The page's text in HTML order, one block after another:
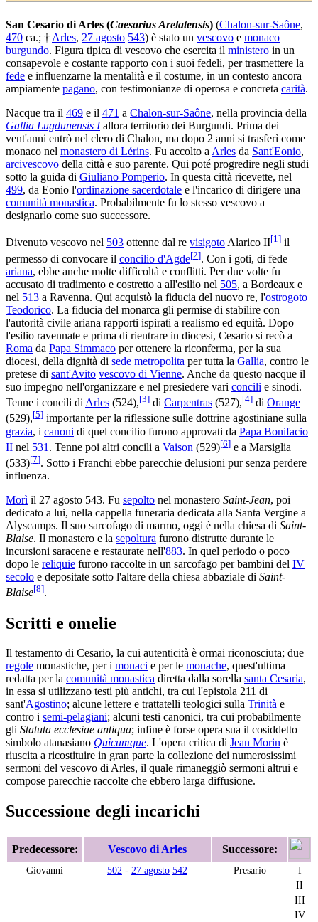
San Cesario di Arles (Caesarius Arelatensis) (Chalon-sur-Saône,
470 ca.; † Arles, 27 agosto 543) è stato un vescovo e monaco
burgundo. Figura tipica di vescovo che esercita il ministero in un
consapevole e costante rapporto con i suoi fedeli, per trasmettere la
fede e influenzarne la mentalità e il costume, in un contesto ancora
ampiamente pagano, con testimonianze di operosa e concreta carità.
Nacque tra il 469 e il 471 a Chalon-sur-Saône, nella provincia della
Gallia Lugdunensis Iallora territorio dei Burgundi. Prima dei
vent'anni entrò nel clero di Chalon, ma dopo 2 anni si trasferì come
monaco nel monastero di Lérins. Fu accolto a Arles da Sant'Eonio,
arcivescovo della città e suo parente. Qui poté progredire negli studi
sotto la guida di Giuliano Pomperio. In questa città ricevette, nel
499, da Eonio l'ordinazione sacerdotale e l'incarico di dirigere una
comunità monastica. Probabilmente fu lo stesso vescovo a
designarlo come suo successore.
Divenuto vescovo nel 503 ottenne dal re visigotoAlarico II[1] il
permesso di convocare il concilio d'Agde[2]. Con i goti, di fede
ariana, ebbe anche molte difficoltà e conflitti. Per due volte fu
accusato di tradimento e costretto a all'esilio nel 505, a Bordeaux e
nel 513 a Ravenna. Qui acquistò la fiducia del nuovo re, l'ostrogoto
Teodorico. La fiducia del monarca gli permise di stabilire con
l'autorità civile ariana rapporti ispirati a realismo ed equità. Dopo
l'esilio ravennate e prima di rientrare in diocesi, Cesario si recò a
Roma da Papa Simmaco per ottenere la riconferma, per la sua
diocesi, della dignità di sede metropolita per tutta la Gallia, contro le
pretese di sant'Avito vescovo di Vienne. Anche da questo nacque il
suo impegno nell'organizzare e nel presiedere vari concili e sinodi.
Tenne i concili di Arles (524),[3] di Carpentras (527),[4] di Orange
(529),[5] importante per la riflessione sulle dottrine agostiniane sulla
grazia, i canoni di quel concilio furono approvati da Papa Bonifacio
II nel 531 . Tenne poi altri concili a Vaison (529)[6] e a Marsiglia
(533)[7]. Sotto i Franchi ebbe parecchie delusioni pur senza perdere
influenza.
Morì il 27 agosto 543. Fu sepolto nel monastero Saint-Jean, poi
dedicato a lui, nella cappella funeraria dedicata alla Santa Vergine a
Alyscamps. Il suo sarcofago di marmo, oggi è nella chiesa di Saint-
Blaise. Il monastero e la sepoltura furono distrutte durante le
incursioni saracene e restaurate nell'883. In quel periodo o poco
dopo le reliquie furono raccolte in un sarcofago per bambini del IV
secolo e depositate sotto l'altare della chiesa abbaziale di Saint-
Blaise[8].
Scritti e omelie
Il testamento di Cesario, la cui autenticità è ormai riconosciuta; due
regole monastiche, per i monaci e per le monache, quest'ultima
redatta per la comunità monastica diretta dalla sorella santa Cesaria,
in essa si utilizzano testi più antichi, tra cui l'epistola 211 di
sant'Agostino; alcune lettere e trattatelli teologici sulla Trinità e
contro i semi-pelagiani; alcuni testi canonici, tra cui probabilmente
gli Statuta ecclesiae antiqua; infine è forse opera sua il cosiddetto
simbolo atanasiano Quicumque. L'opera critica di Jean Morin è
riuscita a ricostituire in gran parte la collezione dei numerosissimi
sermoni del vescovo di Arles, il quale rimaneggiò sermoni altrui e
compose parecchie raccolte che ebbero larga diffusione.
Successione degli incarichi
Predecessore: Vescovo di Arles Successore:
Giovanni 502 - 27 agosto 542 Presario
I
II
III
IV